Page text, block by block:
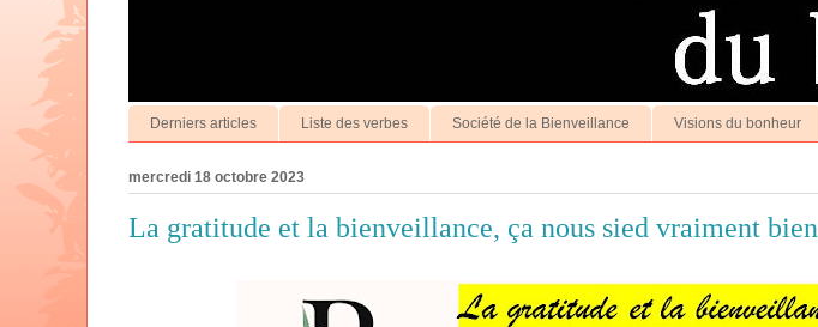
Derniers articles Liste des verbes Société de la Bienveillance Visions du bonheur
mercredi 18 octobre 2023
La gratitude et la bienveillance, ça nous sied vraiment bien